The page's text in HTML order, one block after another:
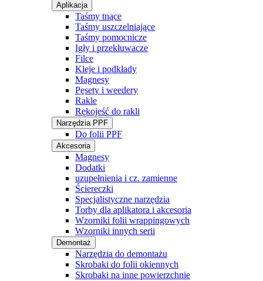
Aplikacja
Taśmy tnące
Taśmy uszczelniające
Taśmy pomocnicze
Igły i przekłuwacze
Filce
Kleje i podkłady
Magnesy
Pęsety i weedery
Rakle
Rękojeść do rakli
Narzędzia PPF
Do folii PPF
Akcesoria
Magnesy
Dodatki
uzupełnienia i cz. zamienne
Ściereczki
Specjalistyczne narzędzia
Torby dla aplikatora i akcesoria
Wzorniki folii wrappingowych
Wzorniki innych serii
Demontaż
Narzędzia do demontażu
Skrobaki do folii okiennych
Skrobaki na inne powierzchnie